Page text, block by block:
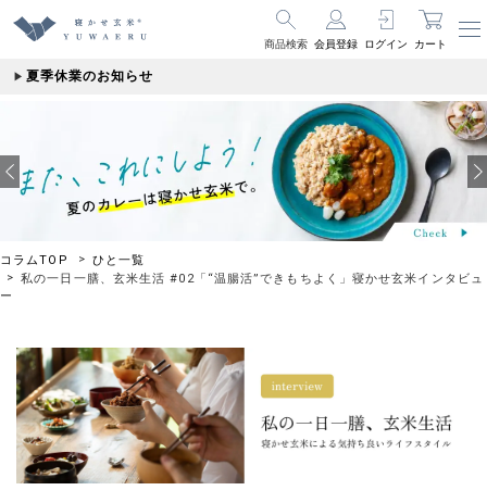
商品検索 会員登録 ログイン カート
夏季休業のお知らせ
コラムTOP
ひと一覧
私の一日一膳、玄米生活 #02「“温腸活”できもちよく」寝かせ玄米インタビュ
ー